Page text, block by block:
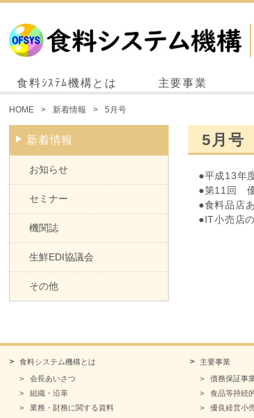
食料ｼｽﾃﾑ機構とは 主要事業
HOME 新着情報 5月号
新着情報
お知らせ
セミナー
機関誌
生鮮EDI協議会
その他
5月号
●平成13年
●第11回 優
●食料品店
●IT小売店
食料システム機構とは
会長あいさつ
組織・沿革
業務・財務に関する資料
主要事業
債務保証事
食品等持続
優良経営小